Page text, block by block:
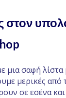
στον
σαφή λίστα
μερικές από
σε εσένα